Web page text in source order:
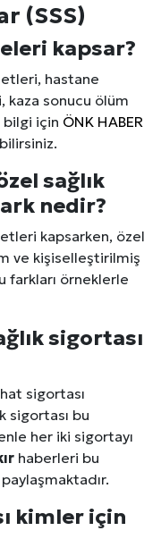
(SSS)
kapsar?
hastane
kaza sonucu ölüm
bilgi için ÖNK HABER
sağlık
nedir?
kapsarken, özel
ve kişiselleştirilmiş
farkları örneklerle
sigortası
sigortası
sigortası bu
her iki sigortayı
haberleri bu
kimler için